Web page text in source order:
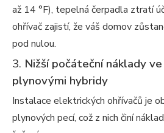
až 14 °F), tepelná čerpadla ztratí
ohřívač zajistí, že váš domov
pod nulou.
3. Nižší počáteční náklady
plynovými hybridy
Instalace elektrických ohřívačů je
plynových pecí, což z nich činí